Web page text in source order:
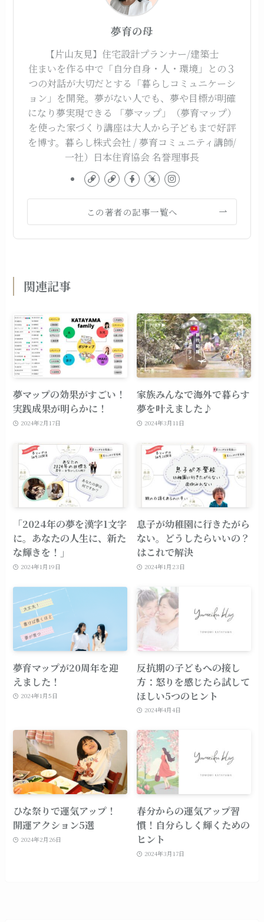
夢育の母
【片山友見】住宅設計プランナー/建築士
住まいを作る中で「自分自身・人・環境」との３
つの対話が大切だとする「暮らしコミュニケーシ
ョン」を開発。夢がない人でも、夢や目標が明確
になり夢実現できる 「夢マップ」（夢育マップ）
を使った家づくり講座は大人から子どもまで好評
を博す。暮らし株式会社 / 夢育コミュニティ講師/
一社）日本住育協会 名誉理事長
この著者の記事一覧へ
関連記事
夢マップの効果がすごい！
実践成果が明らかに！
2024年2月17日
家族みんなで海外で暮らす
夢を叶えました♪
2024年3月11日
「2024年の夢を漢字1文字
に。あなたの人生に、新た
な輝きを！」
2024年1月19日
息子が幼稚園に行きたがら
ない。どうしたらいいの？
はこれで解決
2024年1月23日
夢育マップが20周年を迎
えました！
2024年1月5日
反抗期の子どもへの接し
方：怒りを感じたら試して
ほしい5つのヒント
2024年4月4日
ひな祭りで運気アップ！
開運アクション5選
2024年2月26日
春分からの運気アップ習
慣！自分らしく輝くための
ヒント
2024年3月17日